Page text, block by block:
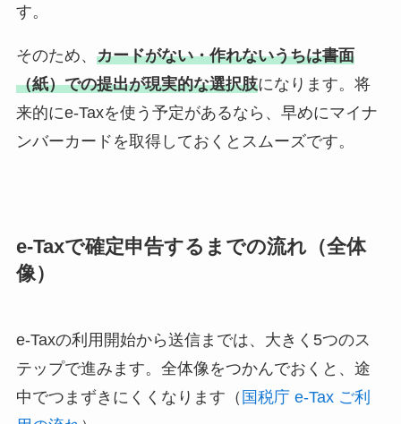
す。
そのため、 カードがない・作れないうちは書面
（紙）での提出が現実的な選択肢になります。将
来的にe-Taxを使う予定があるなら、早めにマイナ
ンバーカードを取得しておくとスムーズです。
e-Taxで確定申告するまでの流れ（全体
像）
e-Taxの利用開始から送信までは、大きく5つのス
テップで進みます。全体像をつかんでおくと、途
中でつまずきにくくなります（ 国税庁 e-Tax ご利